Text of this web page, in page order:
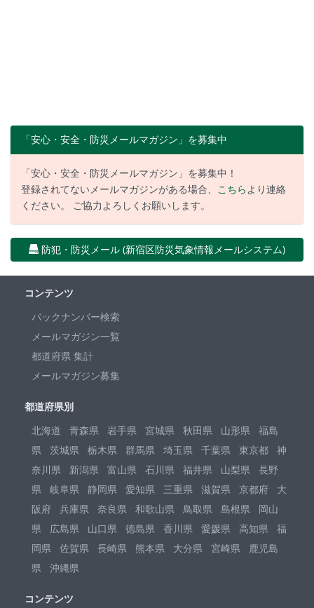
「安心・安全・防災メールマガジン」を募集中
「安心・安全・防災メールマガジン」を募集中！
登録されてないメールマガジンがある場合、 こちらより連絡
ください。 ご協力よろしくお願いします。
防犯・防災メール (新宿区防災気象情報メールシステム)
コンテンツ
バックナンバー検索
メールマガジン一覧
都道府県 集計
メールマガジン募集
都道府県別
北海道
青森県 岩手県 宮城県 秋田県 山形県
福島
県
茨城県 栃木県 群馬県 埼玉県 千葉県 東京都
神
奈川県
新潟県 富山県 石川県 福井県 山梨県
長野
県
岐阜県 静岡県 愛知県 三重県 滋賀県 京都府
大
阪府
兵庫県 奈良県 和歌山県 鳥取県 島根県
岡山
県
広島県 山口県 徳島県 香川県 愛媛県 高知県
福
岡県
佐賀県 長崎県 熊本県 大分県 宮崎県
鹿児島
県
沖縄県
コンテンツ